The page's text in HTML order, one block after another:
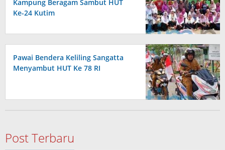
Kampung Beragam Sambut HUT
Ke-24 Kutim
Pawai Bendera Keliling Sangatta
Menyambut HUT Ke 78 RI
Post Terbaru